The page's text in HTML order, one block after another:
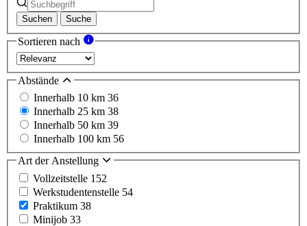
Suchen Suche
Sortieren nach
Abstände
Innerhalb 10 km 36
Innerhalb 25 km 38
Innerhalb 50 km 39
Innerhalb 100 km 56
Art der Anstellung
Vollzeitstelle 152
Werkstudentenstelle 54
Praktikum 38
Minijob 33